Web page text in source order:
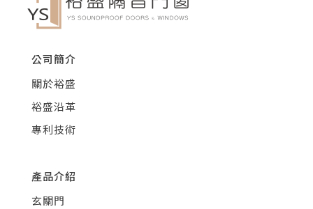
公司簡介
關於裕盛
裕盛沿革
專利技術
產品介紹
玄關門